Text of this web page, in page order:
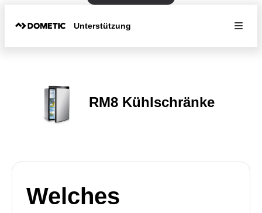
Unterstützung
RM8 Kühlschränke
Welches